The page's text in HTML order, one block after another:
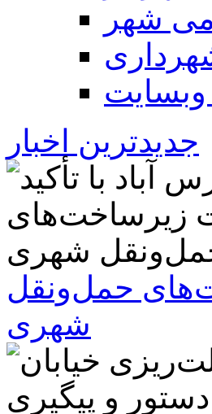
شهر
وبسایت
جدیدترین اخبار
حمل‌ونقل
شهری